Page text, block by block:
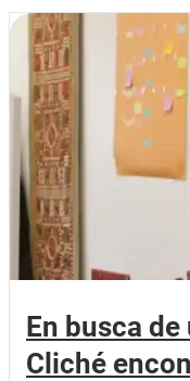
En busca
Cliché